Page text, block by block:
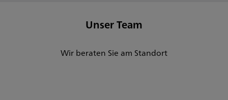
Unser Team
Wir beraten Sie am Standort